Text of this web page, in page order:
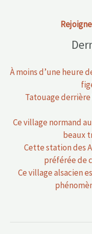
À moins d’une heure
Tatouage
Ce village normand
beaux
Cette station des
préférée de
Ce village alsacien